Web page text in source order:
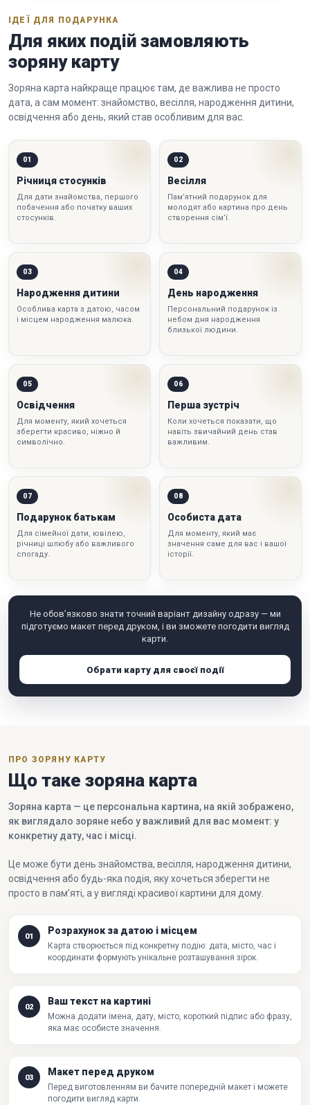
ІДЕЇ ДЛЯ ПОДАРУНКА
Для яких подій замовляють
зоряну карту
Зоряна карта найкраще працює там, де важлива не просто
дата, а сам момент: знайомство, весілля, народження дитини,
освідчення або день, який став особливим для вас.
01
Річниця стосунків
Для дати знайомства, першого
побачення або початку ваших
стосунків.
02
Весілля
Пам’ятний подарунок для
молодят або картина про день
створення сім’ї.
03
Народження дитини
Особлива карта з датою, часом
і місцем народження малюка.
04
День народження
Персональний подарунок із
небом дня народження
близької людини.
05
Освідчення
Для моменту, який хочеться
зберегти красиво, ніжно й
символічно.
06
Перша зустріч
Коли хочеться показати, що
навіть звичайний день став
важливим.
07
Подарунок батькам
Для сімейної дати, ювілею,
річниці шлюбу або важливого
спогаду.
08
Особиста дата
Для моменту, який має
значення саме для вас і вашої
історії.
Не обов’язково знати точний варіант дизайну одразу — ми
підготуємо макет перед друком, і ви зможете погодити вигляд
карти.
Обрати карту для своєї події
ПРО ЗОРЯНУ КАРТУ
Що таке зоряна карта
Зоряна карта — це персональна картина, на якій зображено,
як виглядало зоряне небо у важливий для вас момент: у
конкретну дату, час і місці.
Це може бути день знайомства, весілля, народження дитини,
освідчення або будь-яка подія, яку хочеться зберегти не
просто в пам’яті, а у вигляді красивої картини для дому.
01 Розрахунок за датою і місцем
Карта створюється під конкретну подію: дата, місто, час і
координати формують унікальне розташування зірок.
02 Ваш текст на картині
Можна додати імена, дату, місто, короткий підпис або фразу,
яка має особисте значення.
03 Макет перед друком
Перед виготовленням ви бачите попередній макет і можете
погодити вигляд карти.